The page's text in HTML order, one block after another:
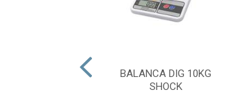
BALANCA DIG 10KG
SHOCK